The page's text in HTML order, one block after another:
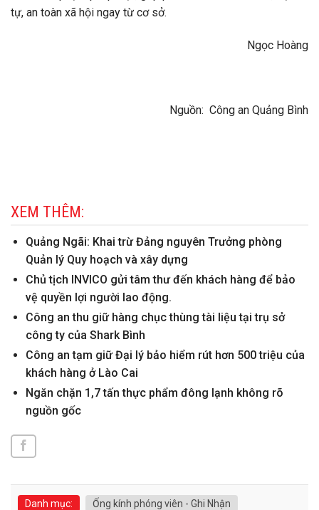
tự, an toàn xã hội ngay từ cơ sở.
Ngọc Hoàng
Nguồn: Công an Quảng Bình
XEM THÊM:
Quảng Ngãi: Khai trừ Đảng nguyên Trưởng phòng
Quản lý Quy hoạch và xây dựng
Chủ tịch INVICO gửi tâm thư đến khách hàng để bảo
vệ quyền lợi người lao động.
Công an thu giữ hàng chục thùng tài liệu tại trụ sở
công ty của Shark Bình
Công an tạm giữ Đại lý bảo hiểm rút hơn 500 triệu của
khách hàng ở Lào Cai
Ngăn chặn 1,7 tấn thực phẩm đông lạnh không rõ
nguồn gốc
Danh mục:
Ống kính phóng viên - Ghi Nhận